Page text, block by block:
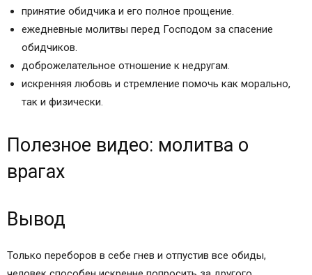
принятие обидчика и его полное прощение.
ежедневные молитвы перед Господом за спасение
обидчиков.
доброжелательное отношение к недругам.
искренняя любовь и стремление помочь как морально,
так и физически.
Полезное видео: молитва о
врагах
Вывод
Только переборов в себе гнев и отпустив все обиды,